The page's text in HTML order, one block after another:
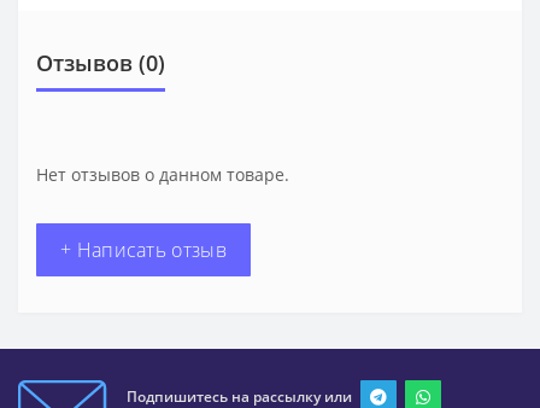
Отзывов (0)
Нет отзывов о данном товаре.
+ Написать отзыв
Подпишитесь на рассылку или